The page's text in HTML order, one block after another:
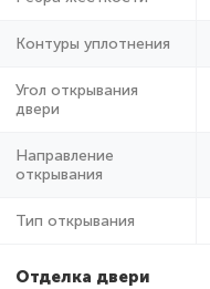
Контуры уплотнения
Угол открывания
двери
Направление
открывания
Тип открывания
Отделка двери